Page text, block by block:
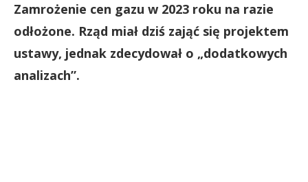
Zamrożenie cen gazu w 2023 roku na razie
odłożone. Rząd miał dziś zająć się projektem
ustawy, jednak zdecydował o „dodatkowych
analizach”.